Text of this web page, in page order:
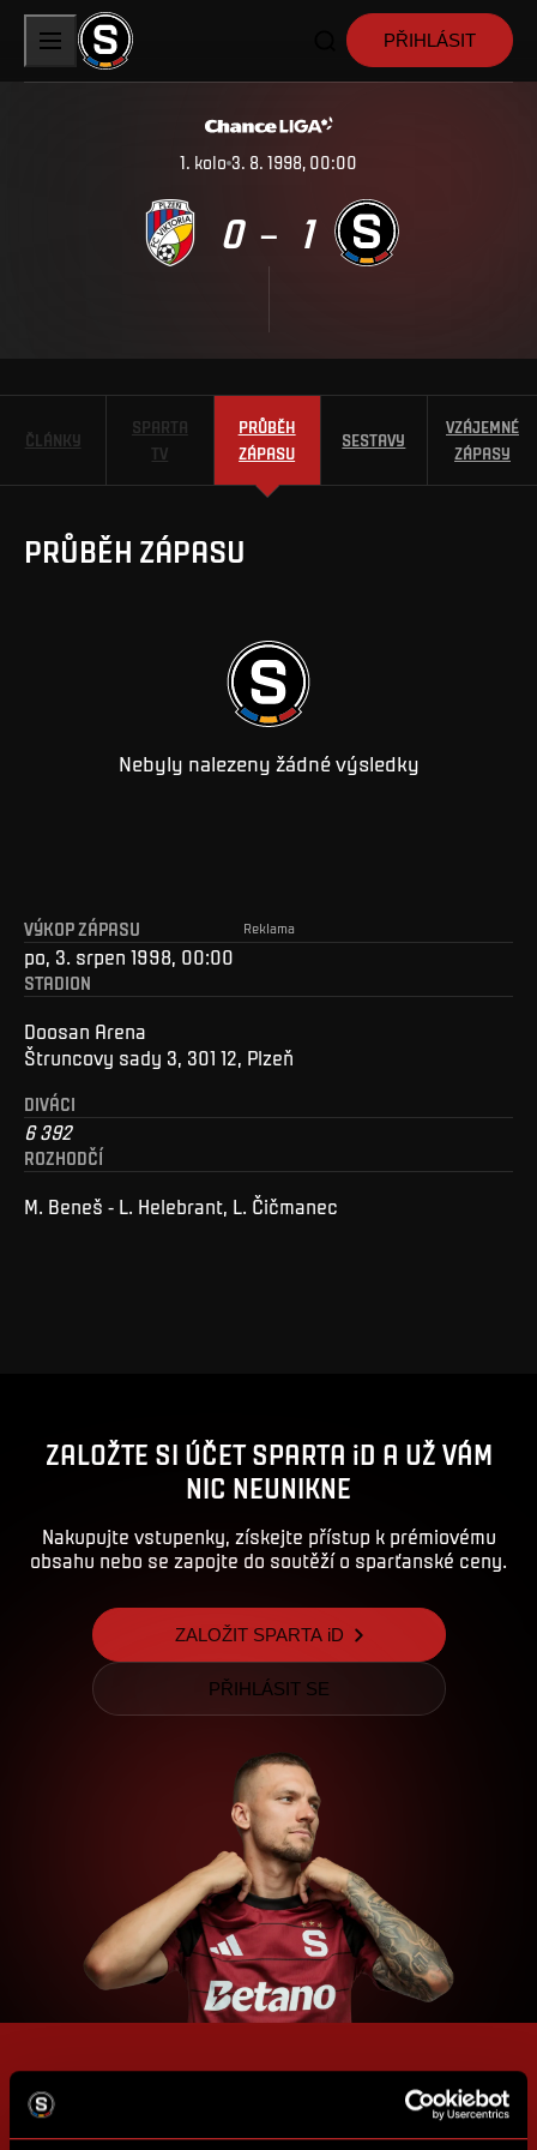
PŘIHLÁSIT
1. kolo 3. 8. 1998, 00:00
0 – 1
ČLÁNKY
SPARTA
TV
PRŮBĚH
ZÁPASU
SESTAVY
VZÁJEMNÉ
ZÁPASY
PRŮBĚH ZÁPASU
Nebyly nalezeny žádné výsledky
Reklama
VÝKOP ZÁPASU
po, 3. srpen 1998, 00:00
STADION
Doosan Arena
Štruncovy sady 3, 301 12, Plzeň
DIVÁCI
6 392
ROZHODČÍ
M. Beneš - L. Helebrant, L. Čičmanec
ZALOŽTE SI ÚČET SPARTA iD A UŽ VÁM
NIC NEUNIKNE
Nakupujte vstupenky, získejte přístup k prémiovému
obsahu nebo se zapojte do soutěží o sparťanské ceny.
ZALOŽIT SPARTA iD
PŘIHLÁSIT SE